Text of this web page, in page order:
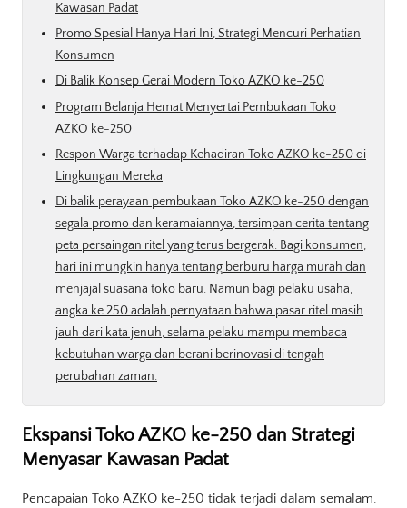
Kawasan Padat
Promo Spesial Hanya Hari Ini, Strategi Mencuri Perhatian
Konsumen
Di Balik Konsep Gerai Modern Toko AZKO ke-250
Program Belanja Hemat Menyertai Pembukaan Toko
AZKO ke-250
Respon Warga terhadap Kehadiran Toko AZKO ke-250 di
Lingkungan Mereka
Di balik perayaan pembukaan Toko AZKO ke-250 dengan
segala promo dan keramaiannya, tersimpan cerita tentang
peta persaingan ritel yang terus bergerak. Bagi konsumen,
hari ini mungkin hanya tentang berburu harga murah dan
menjajal suasana toko baru. Namun bagi pelaku usaha,
angka ke 250 adalah pernyataan bahwa pasar ritel masih
jauh dari kata jenuh, selama pelaku mampu membaca
kebutuhan warga dan berani berinovasi di tengah
perubahan zaman.
Ekspansi Toko AZKO ke-250 dan Strategi
Menyasar Kawasan Padat
Pencapaian Toko AZKO ke-250 tidak terjadi dalam semalam.